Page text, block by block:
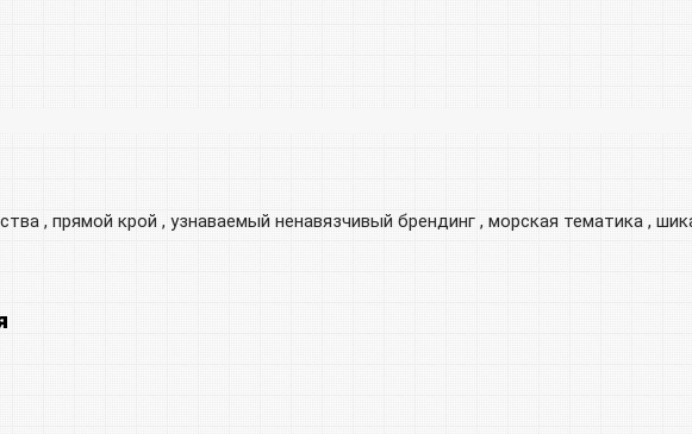
, прямой крой , узнаваемый ненавязчивый брендинг , морская тематика ,